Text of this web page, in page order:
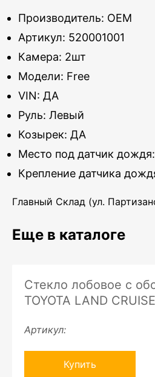
Производитель: OEM
Артикул: 520001001
Камера: 2шт
Модели: Free
VIN: ДА
Руль: Левый
Козырек: ДА
Место под датчик
Крепление датчика
Главный Склад (ул.
Еще в каталоге
Стекло лобовое c
TOYOTA LAND
Артикул:
Купить